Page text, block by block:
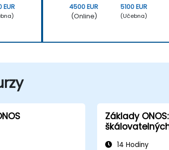
EUR
4500 EUR
(Online)
5100 EUR
(Učebna)
Základy
14 Hodiny